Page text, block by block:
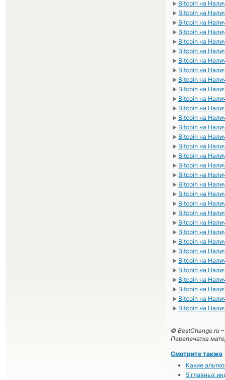
► Bitcoin на
► Bitcoin на
► Bitcoin на
► Bitcoin на
► Bitcoin на
► Bitcoin на
► Bitcoin на
► Bitcoin на
► Bitcoin на
► Bitcoin на
► Bitcoin на
► Bitcoin на
► Bitcoin на
► Bitcoin на
► Bitcoin на
► Bitcoin на
► Bitcoin на
► Bitcoin на
► Bitcoin на
► Bitcoin на
► Bitcoin на
► Bitcoin на
► Bitcoin на
► Bitcoin на
► Bitcoin на
► Bitcoin на
► Bitcoin на
► Bitcoin на
► Bitcoin на
► Bitcoin на
► Bitcoin на
► Bitcoin на
► Bitcoin на
© BestChange.ru –
Перепечатка
Смотрите также
Какие
5 главных